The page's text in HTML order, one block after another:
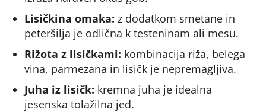
Lisičkina omaka: z dodatkom smetane in
peteršilja je odlična k testeninam ali mesu.
Rižota z lisičkami: kombinacija riža, belega
vina, parmezana in lisičk je nepremagljiva.
Juha iz lisičk: kremna juha je idealna
jesenska tolažilna jed.